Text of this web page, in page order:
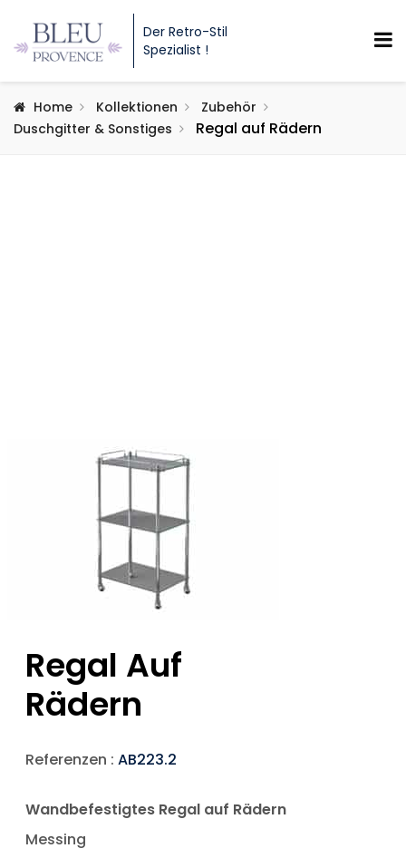
Der Retro-Stil
Spezialist !
Home Kollektionen
Zubehör
Duschgitter & Sonstiges
Regal auf Rädern
Regal Auf
Rädern
Referenzen : AB223.2
Wandbefestigtes Regal auf Rädern
Messing